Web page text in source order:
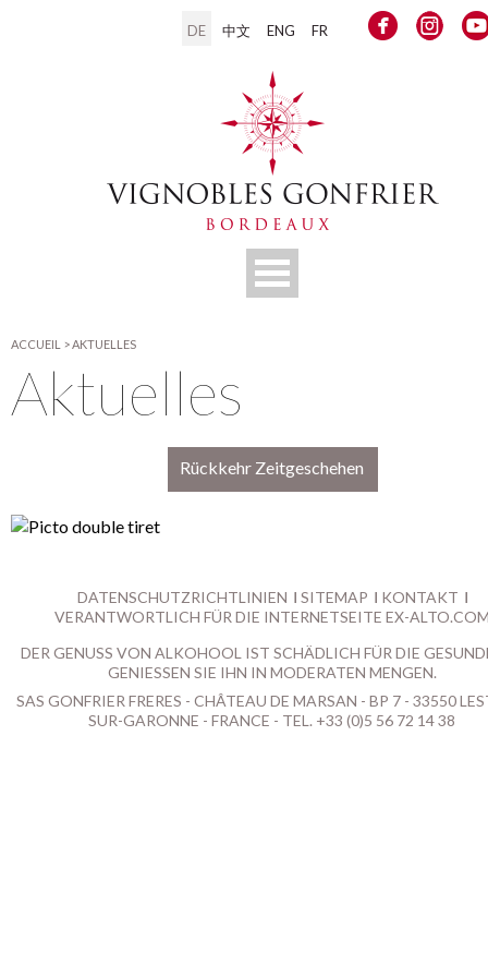
DE 中文 ENG FR
ACCUEIL >AKTUELLES
Aktuelles
Rückkehr Zeitgeschehen
DATENSCHUTZRICHTLINIEN SITEMAP
KONTAKT
VERANTWORTLICH FÜR DIE INTERNETSEITE EX-
DER GENUSS VON ALKOHOOL IST SCHÄDLICH FÜR DIE
GENIESSEN SIE IHN IN MODERATEN MENGEN.
SAS GONFRIER FRERES - CHÂTEAU DE MARSAN - BP 7 - 33550
SUR-GARONNE - FRANCE - TEL. +33 (0)5 56 72 14 38